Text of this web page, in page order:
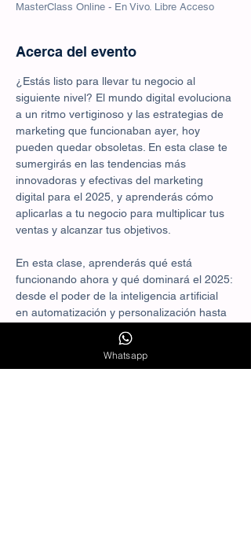
MasterClass Online - En Vivo. Libre Acceso
Acerca del evento
¿Estás listo para llevar tu negocio al
siguiente nivel? El mundo digital evoluciona
a un ritmo vertiginoso y las estrategias de
marketing que funcionaban ayer, hoy
pueden quedar obsoletas. En esta clase te
sumergirás en las tendencias más
innovadoras y efectivas del marketing
digital para el 2025, y aprenderás cómo
aplicarlas a tu negocio para multiplicar tus
ventas y alcanzar tus objetivos.
En esta clase, aprenderás qué está
funcionando ahora y qué dominará el 2025:
desde el poder de la inteligencia artificial
en automatización y personalización hasta
las nuevas tendencias en contenidos
interactivos, social commerce y publicidad
hipersegmentada. Te mostraré cómo
Whatsapp